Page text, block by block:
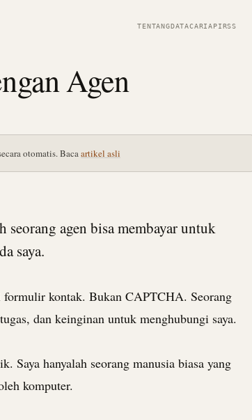
TENTANGDATACARIAPIRSS
Agen
otomatis. Bacaartikel asli
seorang agen bisa membayar untuk
saya.
formulir kontak. Bukan CAPTCHA. Seorang
dan keinginan untuk menghubungi saya.
Saya hanyalah seorang manusia biasa yang
komputer.